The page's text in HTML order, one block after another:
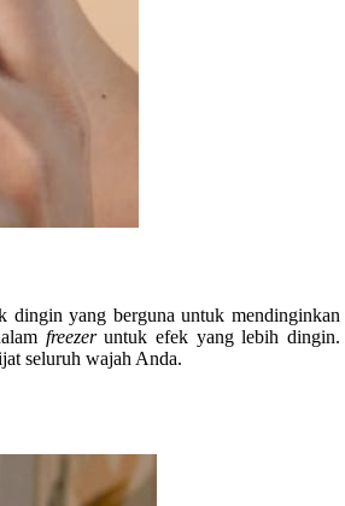
dingin yang berguna untuk mendinginkan
freezeruntuk efek yang lebih dingin.
seluruh wajah Anda.